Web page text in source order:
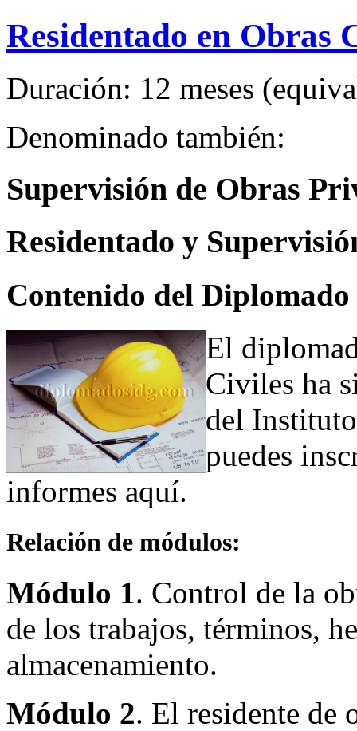
Residentado en Obras
Duración: 12 meses
Denominado también:
Supervisión de Obras
Residentado y
Contenido del
El
Civiles ha
del
puedes
informes aquí.
Relación de módulos:
Módulo 1. Control de la
de los trabajos, términos,
almacenamiento.
Módulo 2. El residente de